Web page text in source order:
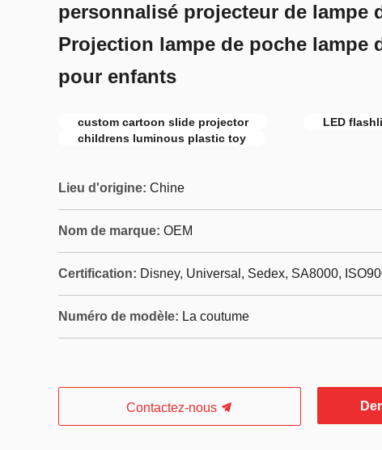
personnalisé projecteur de lampe
Projection lampe de poche lampe
pour enfants
custom cartoon slide projector
LED
childrens luminous plastic toy
Lieu d'origine: Chine
Nom de marque: OEM
Certification: Disney, Universal, Sedex, SA8000,
Numéro de modèle: La coutume
Contactez-nous